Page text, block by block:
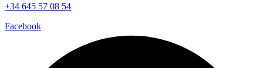
+34 645 57 08 54
Facebook